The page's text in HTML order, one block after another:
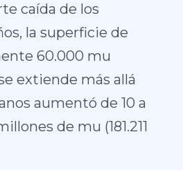
caída de los
la superficie de
60.000 mu
extiende más allá
aumentó de 10 a
de mu (181.211